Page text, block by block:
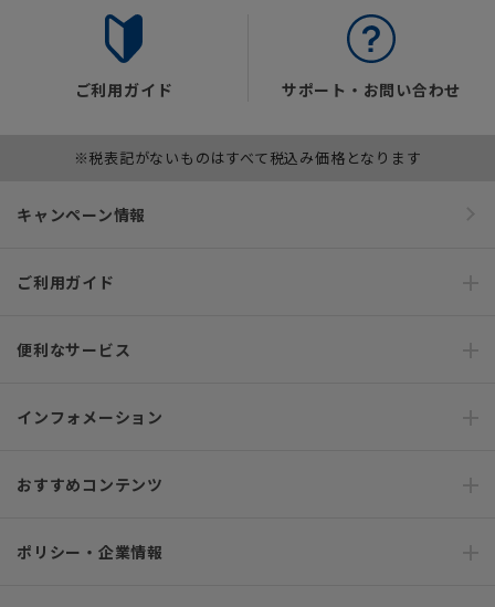
ご利用ガイド サポート・お問い合わせ
※税表記がないものはすべて税込み価格となります
キャンペーン情報
ご利用ガイド
便利なサービス
インフォメーション
おすすめコンテンツ
ポリシー・企業情報